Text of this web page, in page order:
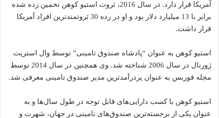
آمریکا قرار دارد. در سال 2016، ثروت استیو کوهن تخمین زده شده
برابر با 13 میلیارد دلار بود و او در رده 30 ثروتمندترین افراد آمریکا
قرار داشت.
استیو کوهن به عنوان “پادشاه صندوق تامینی” توسط وال استریت
ژورنال در سال 2006 شناخته شد. وی همچنین در سال 2014 توسط
مجله فوربس به عنوان پردرآمدترین مدیر صندوق تامینی معرفی شد.
استیو کوهن با کسب دارایی‌های قابل توجه در طول سال‌ها و به
عنوان یکی از برجسته‌ترین صندوق‌های تامینی در جهان، شهرت و